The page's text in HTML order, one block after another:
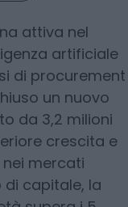
attiva nel
artificiale
di procurement
un nuovo
da 3,2 milioni
crescita e
mercati
capitale, la